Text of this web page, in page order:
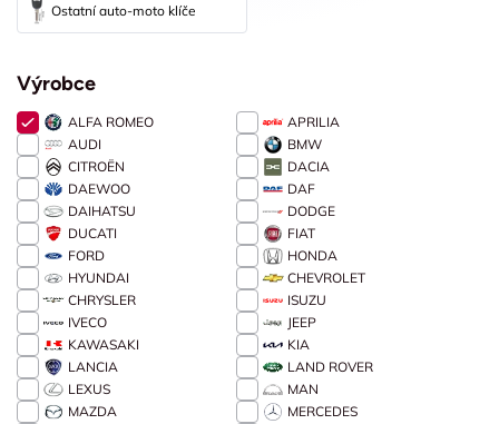
Ostatní auto-moto klíče
Výrobce
ALFA ROMEO
APRILIA
AUDI
BMW
CITROËN
DACIA
DAEWOO
DAF
DAIHATSU
DODGE
DUCATI
FIAT
FORD
HONDA
HYUNDAI
CHEVROLET
CHRYSLER
ISUZU
IVECO
JEEP
KAWASAKI
KIA
LANCIA
LAND ROVER
LEXUS
MAN
MAZDA
MERCEDES